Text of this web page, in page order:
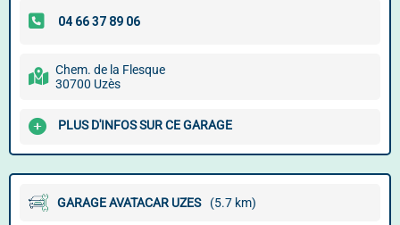
Chem. de la Flesque
30700 Uzès
PLUS D'INFOS SUR CE GARAGE
GARAGE AVATACAR UZES (5.7 km)